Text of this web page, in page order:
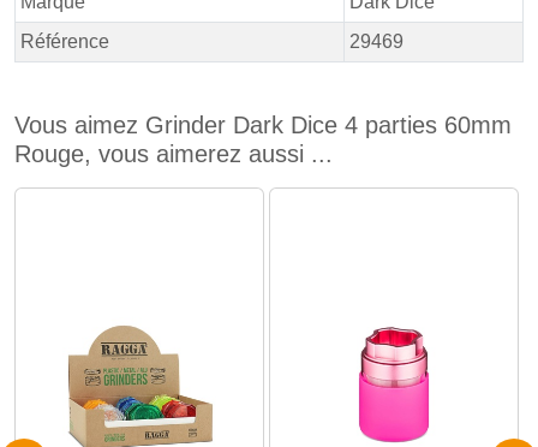
Référence
29469
Vous aimez Grinder Dark Dice 4 parties 60mm
Rouge, vous aimerez aussi ...